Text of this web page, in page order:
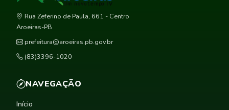
Rua Zeferino de Paula, 661 - Centro
Aroeiras-PB
prefeitura@aroeiras.pb.gov.br
(83)3396-1020
NAVEGAÇÃO
Início